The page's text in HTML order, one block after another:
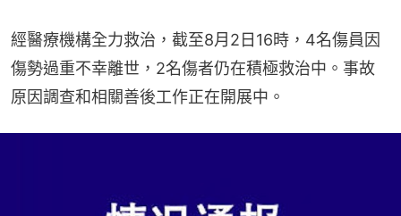
經醫療機構全力救治，截至8月2日16時，4名傷員因
傷勢過重不幸離世，2名傷者仍在積極救治中。事故
原因調查和相關善後工作正在開展中。